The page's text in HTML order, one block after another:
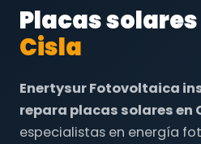
Placas
Cisla
Enertysur Fotovoltaica
repara placas solares en
especialistas en energía